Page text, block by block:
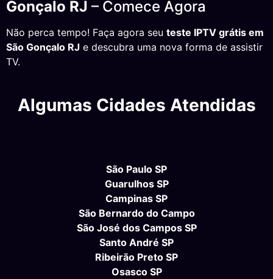
Gonçalo RJ – Comece Agora
Não perca tempo! Faça agora seu teste IPTV grátis em
São Gonçalo RJ e descubra uma nova forma de assistir
TV.
Algumas Cidades Atendidas
São Paulo SP
Guarulhos SP
Campinas SP
São Bernardo do Campo
São José dos Campos SP
Santo André SP
Ribeirão Preto SP
Osasco SP